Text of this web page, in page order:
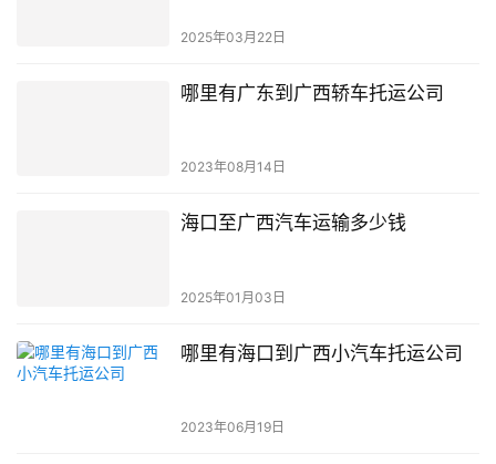
2025年03月22日
哪里有广东到广西轿车托运公司
2023年08月14日
海口至广西汽车运输多少钱
2025年01月03日
哪里有海口到广西小汽车托运公司
2023年06月19日